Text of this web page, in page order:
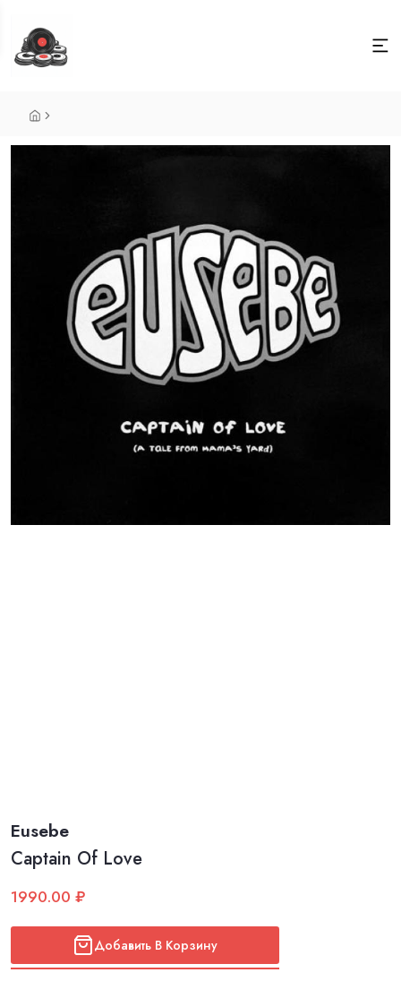
Eusebe
Captain Of Love
1990.00 ₽
Добавить В Корзину